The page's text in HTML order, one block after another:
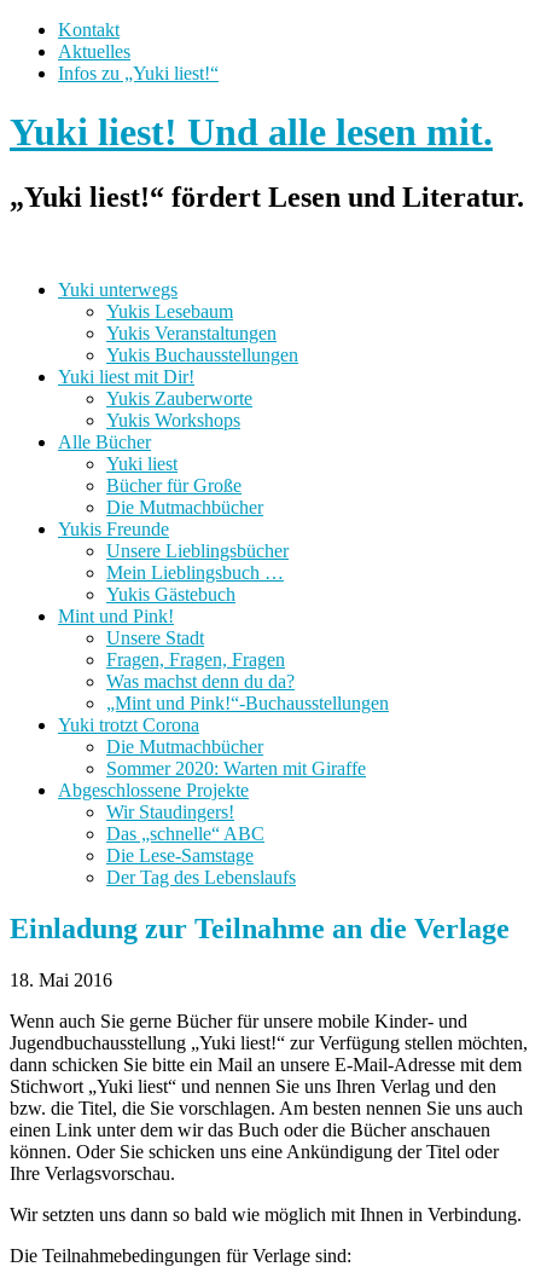
Kontakt
Aktuelles
Infos zu „Yuki liest!“
Yuki liest! Und alle lesen mit.
„Yuki liest!“ fördert Lesen und Literatur.
Yuki unterwegs
Yukis Lesebaum
Yukis Veranstaltungen
Yukis Buchausstellungen
Yuki liest mit Dir!
Yukis Zauberworte
Yukis Workshops
Alle Bücher
Yuki liest
Bücher für Große
Die Mutmachbücher
Yukis Freunde
Unsere Lieblingsbücher
Mein Lieblingsbuch …
Yukis Gästebuch
Mint und Pink!
Unsere Stadt
Fragen, Fragen, Fragen
Was machst denn du da?
„Mint und Pink!“-Buchausstellungen
Yuki trotzt Corona
Die Mutmachbücher
Sommer 2020: Warten mit Giraffe
Abgeschlossene Projekte
Wir Staudingers!
Das „schnelle“ ABC
Die Lese-Samstage
Der Tag des Lebenslaufs
Einladung zur Teilnahme an die Verlage
18. Mai 2016
Wenn auch Sie gerne Bücher für unsere mobile Kinder- und
Jugendbuchausstellung „Yuki liest!“ zur Verfügung stellen möchten,
dann schicken Sie bitte ein Mail an unsere E-Mail-Adresse mit dem
Stichwort „Yuki liest“ und nennen Sie uns Ihren Verlag und den
bzw. die Titel, die Sie vorschlagen. Am besten nennen Sie uns auch
einen Link unter dem wir das Buch oder die Bücher anschauen
können. Oder Sie schicken uns eine Ankündigung der Titel oder
Ihre Verlagsvorschau.
Wir setzten uns dann so bald wie möglich mit Ihnen in Verbindung.
Die Teilnahmebedingungen für Verlage sind: